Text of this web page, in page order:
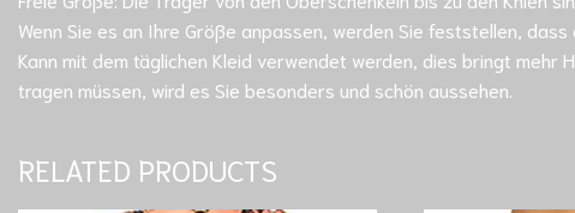
Wenn Sie es an Ihre Größe anpassen, werden Sie feststellen,
Kann mit dem täglichen Kleid verwendet werden, dies bringt mehr
tragen müssen, wird es Sie besonders und schön aussehen.
RELATED PRODUCTS